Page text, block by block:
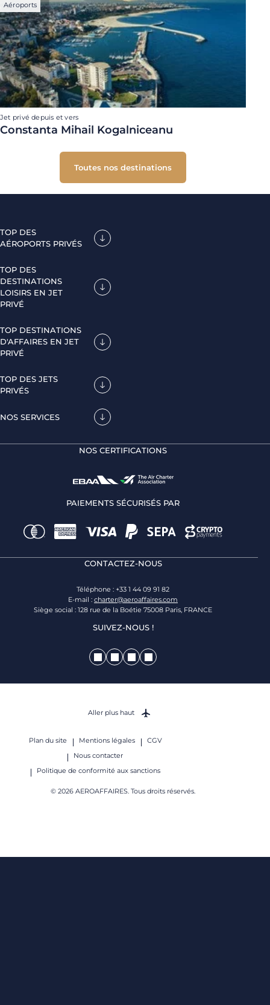
Aéroports
Jet privé depuis et vers
Constanta Mihail Kogalniceanu
Toutes nos destinations
TOP DES
AÉROPORTS PRIVÉS
TOP DES
DESTINATIONS
LOISIRS EN JET
PRIVÉ
TOP DESTINATIONS
D'AFFAIRES EN JET
PRIVÉ
TOP DES JETS
PRIVÉS
NOS SERVICES
NOS CERTIFICATIONS
PAIEMENTS SÉCURISÉS PAR
CONTACTEZ-NOUS
Téléphone : +33 1 44 09 91 82
E-mail : charter@aeroaffaires.com
Siège social : 128 rue de la Boétie 75008 Paris, FRANCE
SUIVEZ-NOUS !
Plan du site Mentions légales
CGV
Nous contacter
Politique de conformité aux sanctions
© 2026 AEROAFFAIRES. Tous droits réservés.
Aller plus haut